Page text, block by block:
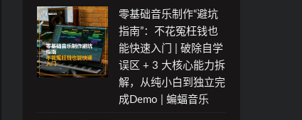
零基础音乐制作“避坑
指南”：不花冤枉钱也
能快速入门 | 破除自学
误区 + 3 大核心能力拆
解，从纯小白到独立完
成Demo | 蝙蝠音乐